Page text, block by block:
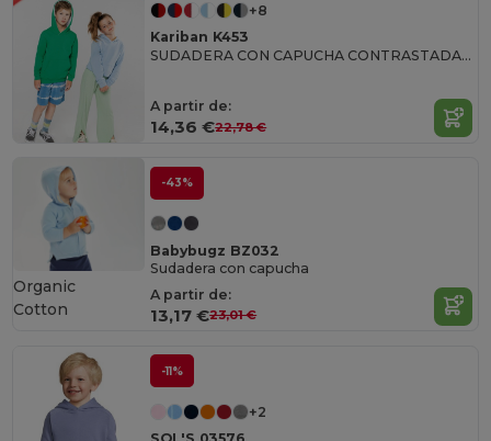
+8
Kariban K453
SUDADERA CON CAPUCHA CONTRASTADA PARA NIÑO
A partir de:
14,36 €22,78 €
-43%
Babybugz BZ032
Sudadera con capucha
A partir de:
13,17 €23,01 €
Organic
Cotton
-11%
+2